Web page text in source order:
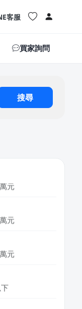
客服
買家詢問
搜尋
元
元
元